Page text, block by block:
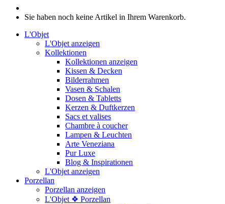
Sie haben noch keine Artikel in Ihrem Warenkorb.
L'Objet
L'Objet anzeigen
Kollektionen
Kollektionen anzeigen
Kissen & Decken
Bilderrahmen
Vasen & Schalen
Dosen & Tabletts
Kerzen & Duftkerzen
Sacs et valises
Chambre à coucher
Lampen & Leuchten
Arte Veneziana
Pur Luxe
Blog & Inspirationen
L'Objet anzeigen
Porzellan
Porzellan anzeigen
L'Objet ❖ Porzellan